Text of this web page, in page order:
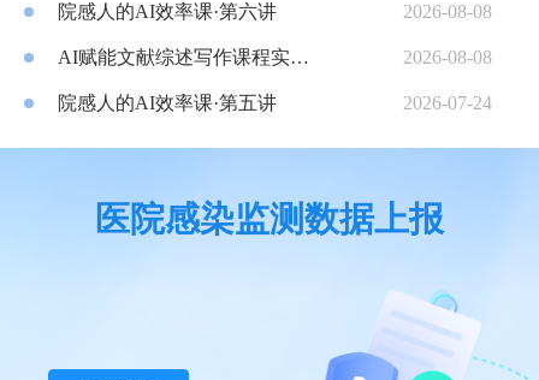
凸显，严重制约院感质控工作效率与数据精准度。依托人
工智能技术实现院感数据标准化清洗，已然成为新时代医
院感控提质增效的必然趋势。
院感人的AI效率课·第六讲 2026-08-08
AI赋能文献综述写作课程实操总结 2026-08-08
院感人的AI效率课·第五讲 2026-07-24
医院感染监测数据上报